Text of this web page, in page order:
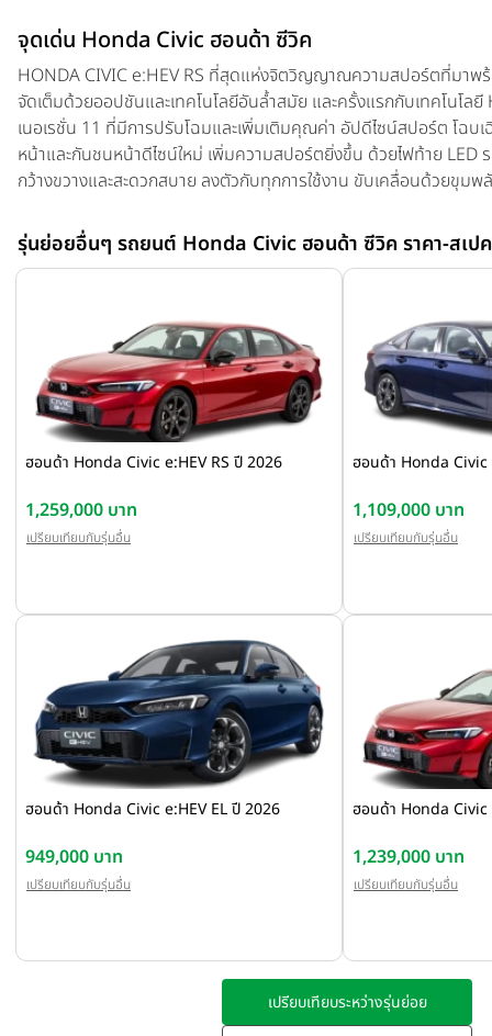
จุดเด่น Honda Civic ฮอนด้า ซีวิค
HONDA CIVIC e:HEV RS ที่สุดแห่งจิตวิญญาณความสปอร์ตที่มาพ
จัดเต็มด้วยออปชันและเทคโนโลยีอันล้ำสมัย และครั้งแรกกับเทคโนโล
เนอเรชั่น 11 ที่มีการปรับโฉมและเพิ่มเติมคุณค่า อัปดีไซน์สปอร์ต โฉบ
หน้าและกันชนหน้าดีไซน์ใหม่ เพิ่มความสปอร์ตยิ่งขึ้น ด้วยไฟท้าย LED
กว้างขวางและสะดวกสบาย ลงตัวกับทุกการใช้งาน ขับเคลื่อนด้วยขุม
อัจฉริยะ Honda SENSING
รุ่นย่อยอื่นๆ รถยนต์ Honda Civic ฮอนด้า ซีวิค ราคา-สเปค
ฮอนด้า Honda Civic e:HEV RS ปี 2026
1,259,000 บาท
เปรียบเทียบกับรุ่นอื่น
ฮอนด้า Honda Civic
1,109,000 บาท
เปรียบเทียบกับรุ่นอื่น
ฮอนด้า Honda Civic e:HEV EL ปี 2026
949,000 บาท
เปรียบเทียบกับรุ่นอื่น
ฮอนด้า Honda Civic
1,239,000 บาท
เปรียบเทียบกับรุ่นอื่น
เปรียบเทียบระหว่างรุ่นย่อย